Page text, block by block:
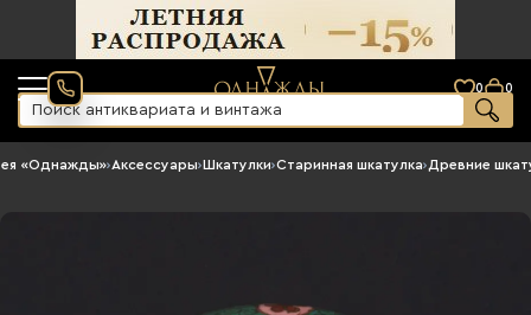
0 0
«Однажды»›Аксессуары›Шкатулки›Старинная шкатулка›Древние